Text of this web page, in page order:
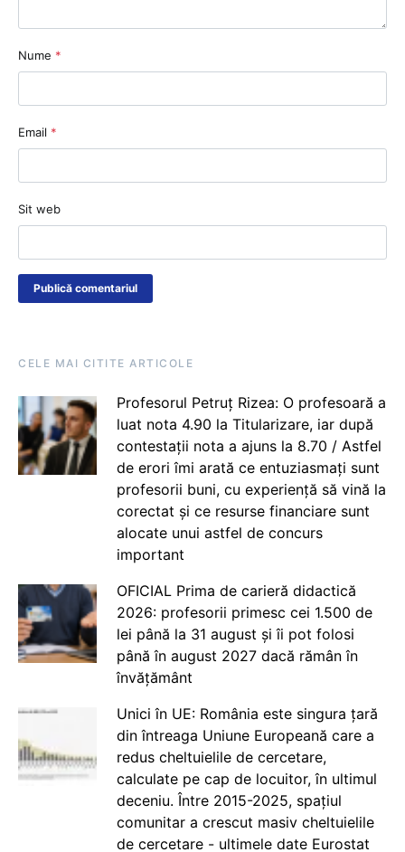
Nume *
Email *
Sit web
CELE MAI CITITE ARTICOLE
Profesorul Petruț Rizea: O profesoară a
luat nota 4.90 la Titularizare, iar după
contestații nota a ajuns la 8.70 / Astfel
de erori îmi arată ce entuziasmați sunt
profesorii buni, cu experiență să vină la
corectat și ce resurse financiare sunt
alocate unui astfel de concurs
important
OFICIAL Prima de carieră didactică
2026: profesorii primesc cei 1.500 de
lei până la 31 august și îi pot folosi
până în august 2027 dacă rămân în
învățământ
Unici în UE: România este singura țară
din întreaga Uniune Europeană care a
redus cheltuielile de cercetare,
calculate pe cap de locuitor, în ultimul
deceniu. Între 2015-2025, spațiul
comunitar a crescut masiv cheltuielile
de cercetare - ultimele date Eurostat